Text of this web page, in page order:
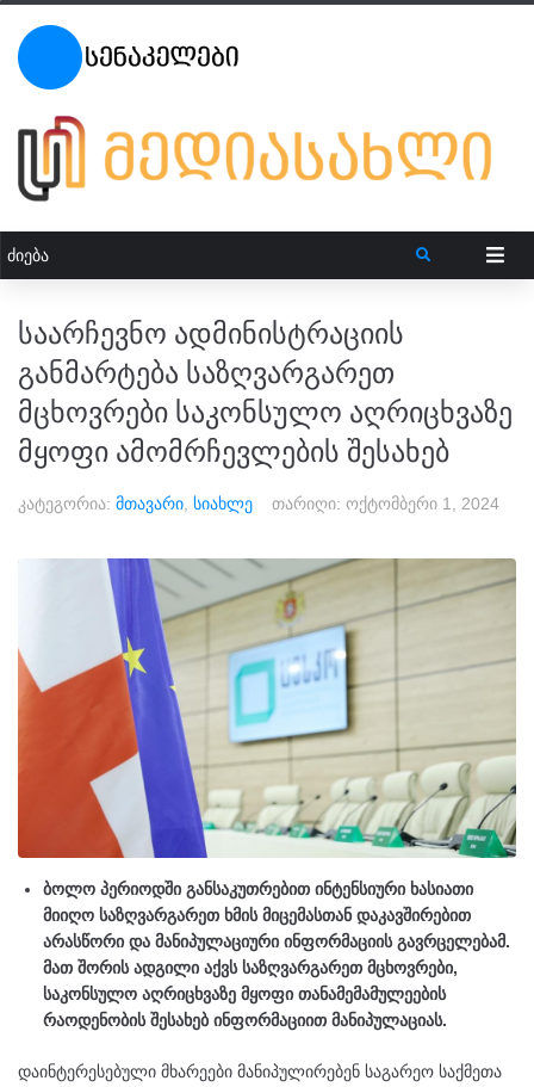
საარჩევნო ადმინისტრაციის
განმარტება საზღვარგარეთ
მცხოვრები საკონსულო აღრიცხვაზე
მყოფი ამომრჩევლების შესახებ
კატეგორია: მთავარი სიახლე თარიღი: ოქტომბერი 1, 2024
ბოლო პერიოდში განსაკუთრებით ინტენსიური ხასიათი
მიიღო საზღვარგარეთ ხმის მიცემასთან დაკავშირებით
არასწორი და მანიპულაციური ინფორმაციის გავრცელებამ.
მათ შორის ადგილი აქვს საზღვარგარეთ მცხოვრები,
საკონსულო აღრიცხვაზე მყოფი თანამემამულეების
რაოდენობის შესახებ ინფორმაციით მანიპულაციას.
დაინტერესებული მხარეები მანიპულირებენ საგარეო საქმეთა